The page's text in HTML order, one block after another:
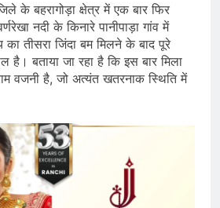
के बहरागोड़ा क्षेत्र में एक बार फिर
नदी के किनारे पानीपाड़ा गांव में
का तीसरा जिंदा बम मिलने के बाद पूरे
है। बताया जा रहा है कि इस बार मिला
वजनी है, जो अत्यंत खतरनाक स्थिति में